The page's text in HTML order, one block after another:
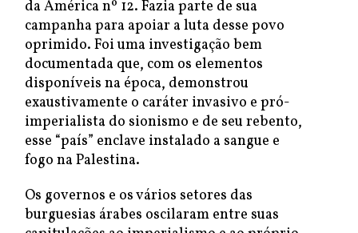
da América nº 12. Fazia parte de sua
campanha para apoiar a luta desse povo
oprimido. Foi uma investigação bem
documentada que, com os elementos
disponíveis na época, demonstrou
exaustivamente o caráter invasivo e pró-
imperialista do sionismo e de seu rebento,
esse “país” enclave instalado a sangue e
fogo na Palestina.
Os governos e os vários setores das
burguesias árabes oscilaram entre suas